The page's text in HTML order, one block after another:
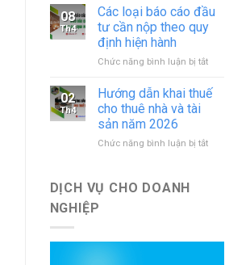
in
mới
quy
kiện
đầu
ra
nhất
08
Th4
Các loại báo cáo đầu
tư cần nộp theo quy
định hiện hành
Chức năng bình luận bị tắtở
loại
báo
tư
hành
02
Th4
Hướng dẫn khai thuế
cho thuê nhà và tài
sản năm 2026
Chức năng bình luận bị tắtở
DỊCH VỤ CHO DOANH
NGHIỆP